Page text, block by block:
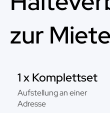
zur Miete
1 x Komplettset
Aufstellung an einer
Adresse